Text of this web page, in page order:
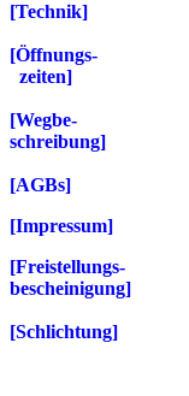
[Technik]
[Öffnungs-
zeiten]
[Wegbe-
schreibung]
[AGBs]
[Impressum]
[Freistellungs-
bescheinigung]
[Schlichtung]